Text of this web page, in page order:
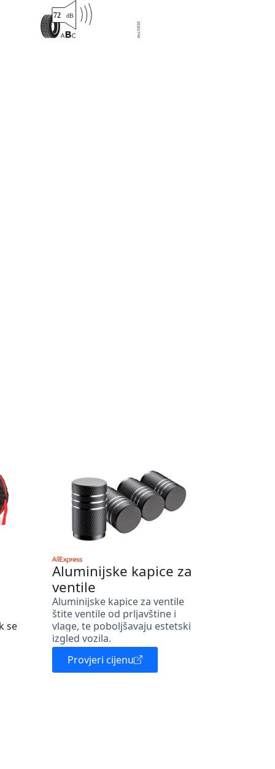
se
Aluminijske kapice za
ventile
Aluminijske kapice za ventile
štite ventile od prljavštine i
vlage, te poboljšavaju estetski
izgled vozila.
Provjeri cijenu